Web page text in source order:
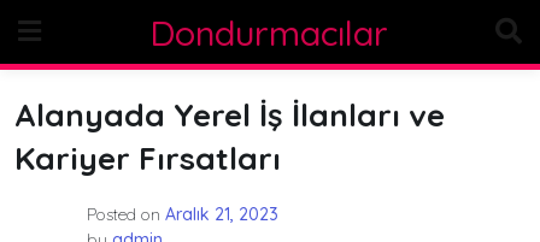
content
Dondurmacılar
Alanyada Yerel İş İlanları ve
Kariyer Fırsatları
Posted on Aralık 21, 2023